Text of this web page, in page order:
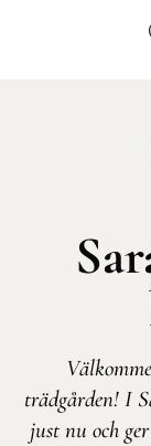
trädgården! I
just nu och